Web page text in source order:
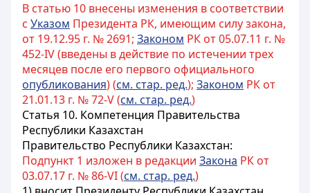
В статью 10 внесены изменения в соответствии
с Указом Президента РК, имеющим силу закона,
от 19.12.95 г. № 2691; Законом РК от 05.07.11 г. №
452-IV (введены в действие по истечении трех
месяцев после его первого официального
опубликования) (см. стар. ред.); Законом РК от
21.01.13 г. № 72-V (см. стар. ред.)
Статья 10. Компетенция Правительства
Республики Казахстан
Правительство Республики Казахстан:
Подпункт 1 изложен в редакции Закона РК от
03.07.17 г. № 86-VI (см. стар. ред.)